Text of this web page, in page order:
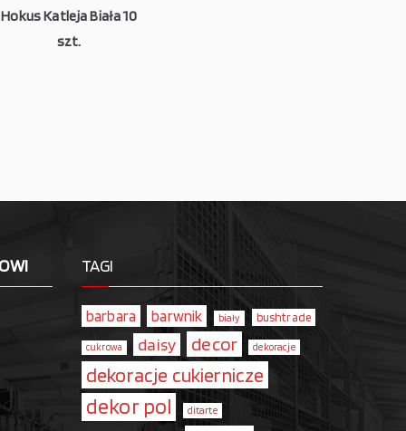
Hokus Katleja Biała 10
szt.
TAGI
barbara barwnik biały bushtrade
cukrowa daisy decor dekoracje
dekoracje cukiernicze
dekor pol ditarte